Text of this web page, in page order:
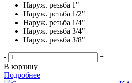
Наруж. резьба 1"
Наруж. резьба 1/2"
Наруж. резьба 1/4"
Наруж. резьба 3/4"
Наруж. резьба 3/8"
-
+
В корзину
Подробнее